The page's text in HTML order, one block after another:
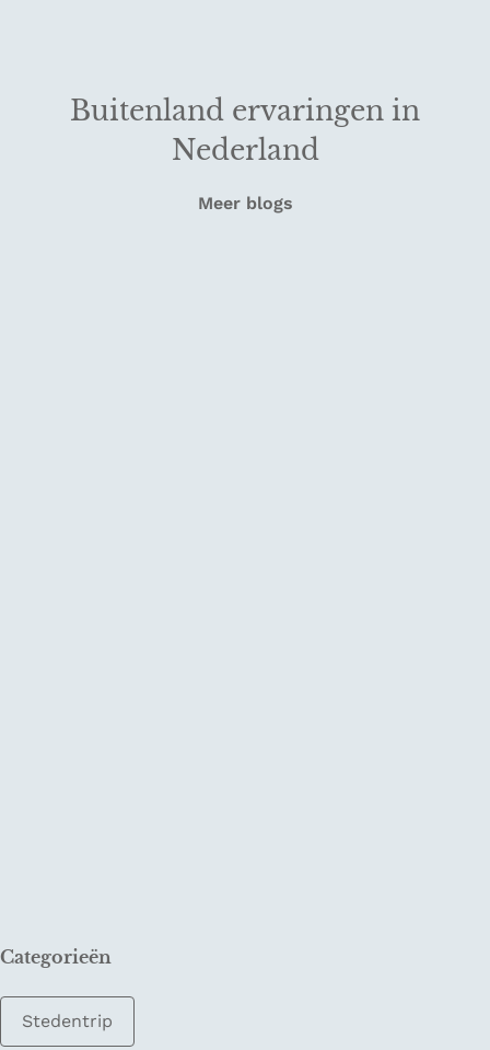
Buitenland ervaringen in
Nederland
Meer blogs
Categorieën
Stedentrip